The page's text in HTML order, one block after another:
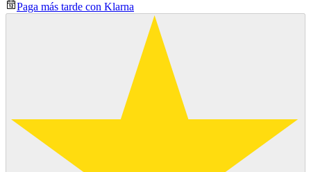
Paga más tarde con Klarna